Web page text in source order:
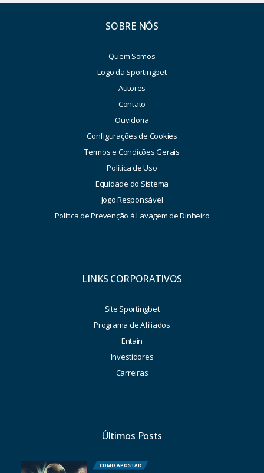
SOBRE NÓS
Quem Somos
Logo da Sportingbet
Autores
Contato
Ouvidoria
Configurações de Cookies
Termos e Condições Gerais
Política de Uso
Equidade do Sistema
Jogo Responsável
Política de Prevenção à Lavagem de Dinheiro
LINKS CORPORATIVOS
Site Sportingbet
Programa de Afiliados
Entain
Investidores
Carreiras
Últimos Posts
COMO APOSTAR